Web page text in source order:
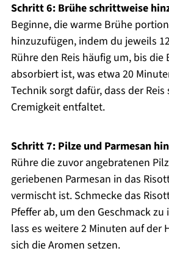
Schritt 6: Brühe schrittweise
Beginne, die warme Brühe
hinzuzufügen, indem du jeweils
Rühre den Reis häufig um, bis
absorbiert ist, was etwa 20
Technik sorgt dafür, dass der
Cremigkeit entfaltet.
Schritt 7: Pilze und Parmesan
Rühre die zuvor angebratenen
geriebenen Parmesan in das
vermischt ist. Schmecke das
Pfeffer ab, um den Geschmack
lass es weitere 2 Minuten auf der
sich die Aromen setzen.